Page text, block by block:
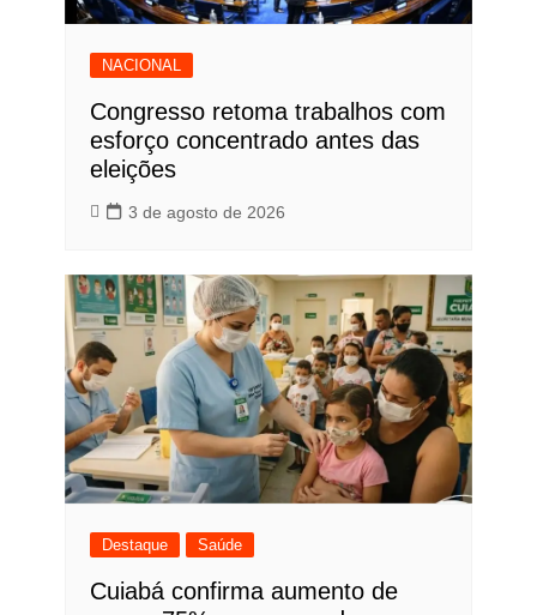
NACIONAL
Congresso retoma trabalhos com
esforço concentrado antes das
eleições
3 de agosto de 2026
Destaque Saúde
Cuiabá confirma aumento de